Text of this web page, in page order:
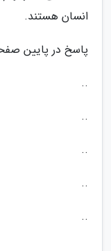
انسان هستند.
پاسخ در پایین
..
..
..
..
..